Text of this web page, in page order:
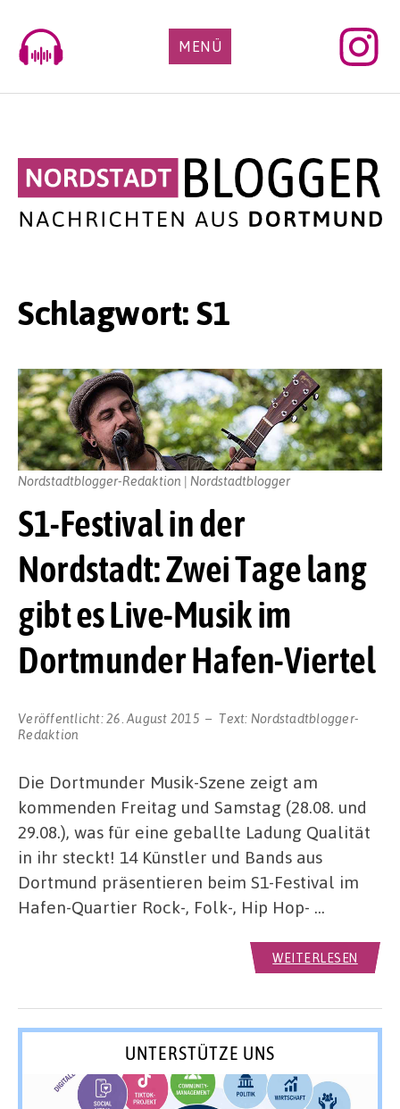
content
MENÜ
Schlagwort:S1
S1-Festival in der
Nordstadt: Zwei Tage lang
gibt es Live-Musik im
Dortmunder Hafen-Viertel
Veröffentlicht:26. August 2015 Text: Nordstadtblogger-
Redaktion
Nordstadtblogger-Redaktion | Nordstadtblogger
Die Dortmunder Musik-Szene zeigt am
kommenden Freitag und Samstag (28.08. und
29.08.), was für eine geballte Ladung Qualität
in ihr steckt! 14 Künstler und Bands aus
Dortmund präsentieren beim S1-Festival im
Hafen-Quartier Rock-, Folk-, Hip Hop- …
WEITERLESEN
UNTERSTÜTZE UNS